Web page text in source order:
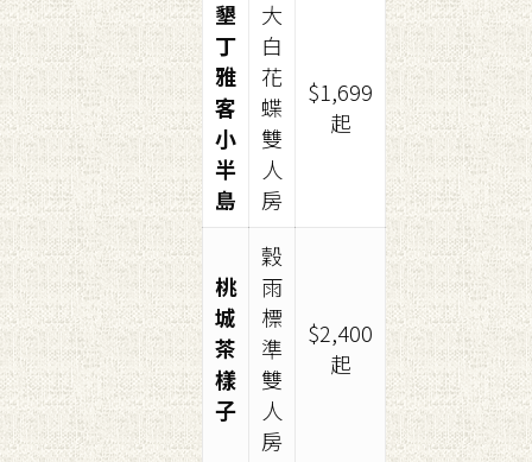
墾
丁
雅
客
小
半
島
大
白
花
蝶
雙
人
房
$1,699
起
桃
城
茶
樣
子
穀
雨
標
準
雙
人
房
$2,400
起